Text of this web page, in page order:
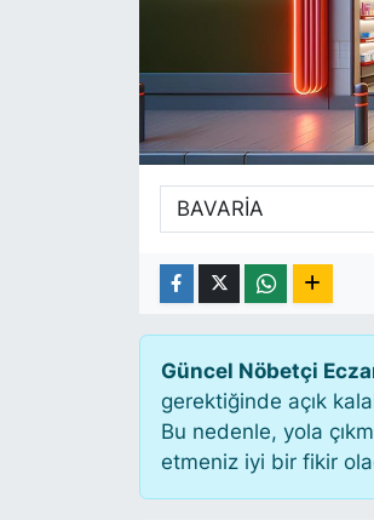
Güncel Nöbetçi
gerektiğinde açık
Bu nedenle, yola
etmeniz iyi bir fikir
SAĞLIK